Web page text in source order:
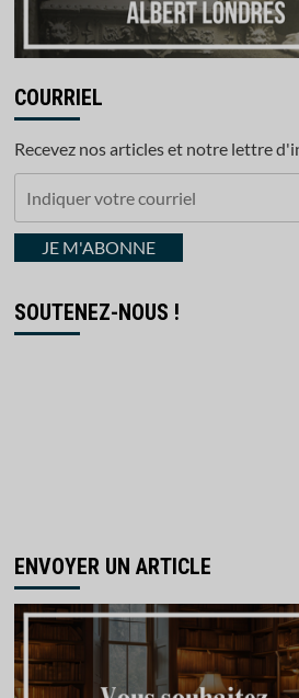
COURRIEL
Recevez nos articles et notre lettre
courrielJE M'ABONNE
SOUTENEZ-NOUS !
ENVOYER UN ARTICLE